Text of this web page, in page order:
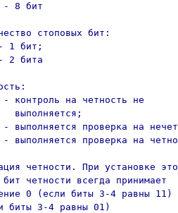
8 бит
стоповых бит:
бит;
бита
на четность не
проверка на
проверка на
четности. При установке
всегда принимает
0 (если биты 3-4 равны 11)
3-4 равны 01)